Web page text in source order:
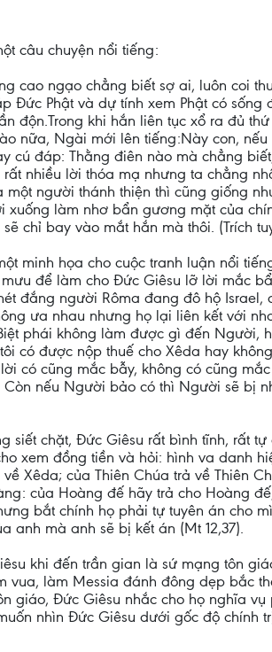
câu chuyện nổi tiếng:
cao ngạo chẳng biết sợ ai, luôn coi
Đức Phật và dự tính xem Phật có
độn.Trong khi hắn liên tục xổ ra đủ
nữa, Ngài mới lên tiếng:Này con,
cú đáp: Thằng điên nào mà chẳng
nhiều lời thóa mạ nhưng ta chẳng
một người thánh thiện thì cũng giống
xuống làm nhơ bẩn gương mặt của
chỉ bay vào mắt hắn mà thôi. (Trích
minh họa cho cuộc tranh luận nổi
để làm cho Đức Giêsu lỡ lời mắc
đắng người Rôma đang đô hộ
ưa nhau nhưng họ lại liên kết với
phái không làm được gì đến Người,
có được nộp thuế cho Xêda hay
có cũng mắc bẫy, không có cũng
nếu Người bảo có thì Người sẽ bị
siết chặt, Đức Giêsu rất bình tĩnh, rất
xem đồng tiền và hỏi: hình va danh
về Xêda; của Thiên Chúa trả về Thiên
của Hoàng đế hãy trả cho Hoàng
bắt chính họ phải tự tuyên án cho
anh mà anh sẽ bị kết án (Mt 12,37).
khi đến trần gian là sứ mạng tôn
vua, làm Messia đánh đông dẹp bắc
giáo, Đức Giêsu nhắc cho họ nghĩa
nhìn Đức Giêsu dưới gốc độ